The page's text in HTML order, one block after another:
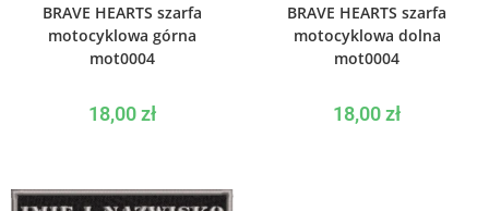
BRAVE HEARTS szarfa
motocyklowa górna
mot0004
18,00zł
BRAVE HEARTS szarfa
motocyklowa dolna
mot0004
18,00zł